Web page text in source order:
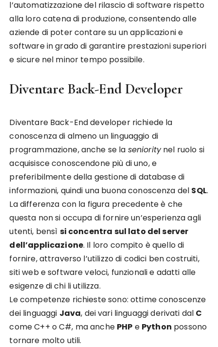
l’automatizzazione del rilascio di software rispetto
alla loro catena di produzione, consentendo alle
aziende di poter contare su un applicazioni e
software in grado di garantire prestazioni superiori
e sicure nel minor tempo possibile.
Diventare Back-End Developer
Diventare Back-End developer richiede la
conoscenza di almeno un linguaggio di
programmazione, anche se la senioritynel ruolo si
acquisisce conoscendone più di uno, e
preferibilmente della gestione di database di
informazioni, quindi una buona conoscenza del SQL.
La differenza con la figura precedente è che
questa non si occupa di fornire un’esperienza agli
utenti, bensì si concentra sul lato del server
dell’applicazione. Il loro compito è quello di
fornire, attraverso l’utilizzo di codici ben costruiti,
siti web e software veloci, funzionali e adatti alle
esigenze di chi li utilizza.
Le competenze richieste sono: ottime conoscenze
dei linguaggi Java, dei vari linguaggi derivati dal C
come C++ o C#, ma anche PHP e Python possono
tornare molto utili.